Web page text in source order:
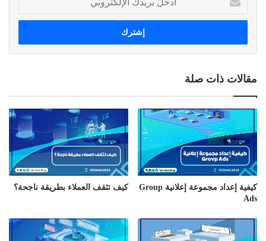
خ
ب
د
ك
ا
إ
ل
ك
ت
و
ي
مقالات ذات صلة
كيفية إعداد مجموعة إعلانية Group
Ads
كيف تثقف العملاء بطريقة ناجحة؟